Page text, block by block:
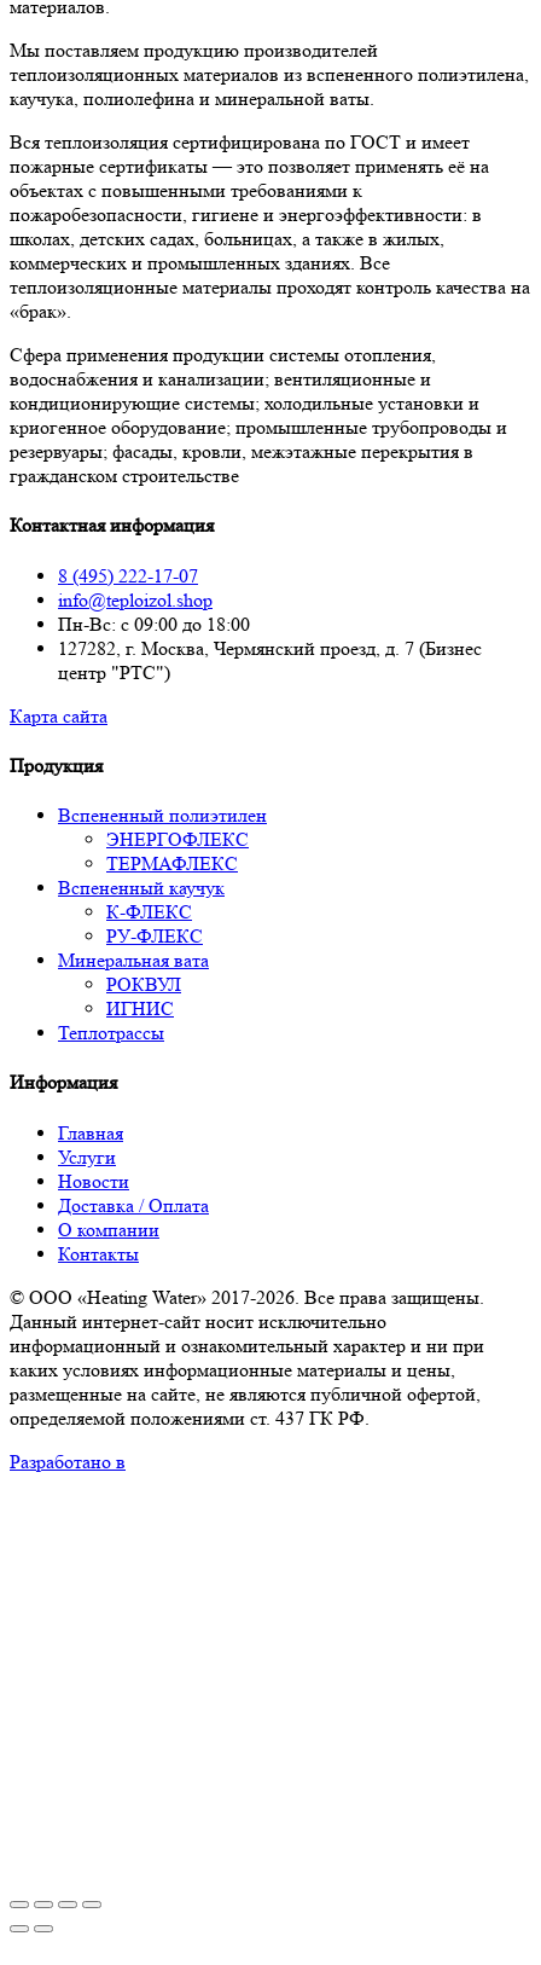
материалов.
Мы поставляем продукцию производителей
теплоизоляционных материалов из вспененного полиэтилена,
каучука, полиолефина и минеральной ваты.
Вся теплоизоляция сертифицирована по ГОСТ и имеет
пожарные сертификаты — это позволяет применять её на
объектах с повышенными требованиями к
пожаробезопасности, гигиене и энергоэффективности: в
школах, детских садах, больницах, а также в жилых,
коммерческих и промышленных зданиях. Все
теплоизоляционные материалы проходят контроль качества на
«брак».
Сфера применения продукции системы отопления,
водоснабжения и канализации; вентиляционные и
кондиционирующие системы; холодильные установки и
криогенное оборудование; промышленные трубопроводы и
резервуары; фасады, кровли, межэтажные перекрытия в
гражданском строительстве
Контактная информация
8 (495) 222-17-07
info@teploizol.shop
Пн-Вс: с 09:00 до 18:00
127282, г. Москва, Чермянский проезд, д. 7 (Бизнес
центр "РТС")
Карта сайта
Продукция
Вспененный полиэтилен
ЭНЕРГОФЛЕКС
ТЕРМАФЛЕКС
Вспененный каучук
К-ФЛЕКС
РУ-ФЛЕКС
Минеральная вата
РОКВУЛ
ИГНИС
Теплотрассы
Информация
Главная
Услуги
Новости
Доставка / Оплата
О компании
Контакты
© ООО «Heating Water» 2017-2026. Все права защищены.
Данный интернет-сайт носит исключительно
информационный и ознакомительный характер и ни при
каких условиях информационные материалы и цены,
размещенные на сайте, не являются публичной офертой,
определяемой положениями ст. 437 ГК РФ.
Разработано в